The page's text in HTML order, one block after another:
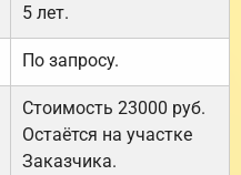
5 лет.
По запросу.
Стоимость 23000 руб.
Остаётся на участке
Заказчика.